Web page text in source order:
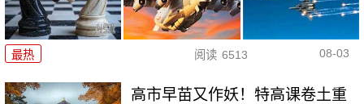
最热 阅读 6513 08-03
高市早苗又作妖！特高课卷土重